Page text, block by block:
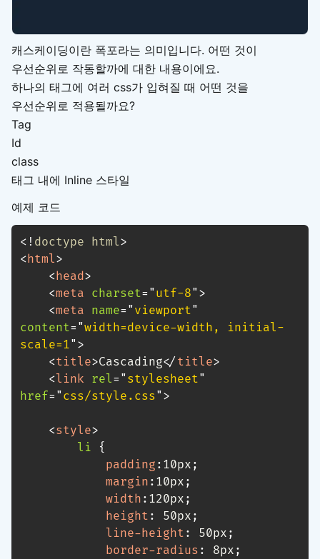
캐스케이딩이란 폭포라는 의미입니다. 어떤 것이
우선순위로 작동할까에 대한 내용이에요.
하나의 태그에 여러 css가 입혀질 때 어떤 것을
우선순위로 적용될까요?
Tag
Id
class
태그 내에 Inline 스타일
예제 코드
<! doctype html>
<html>
<head>
<meta charset= " utf-8" >
<meta name= " viewport"
content= "width=device-width, initial-
scale=1" >
<title>Cascading</ title>
<link rel= " stylesheet"
href= " css/style.css" >
<style>
li
{
padding : 10px ;
margin : 10px ;
width : 120px ;
height : 50px ;
line-height : 50px ;
border-radius : 8px ;